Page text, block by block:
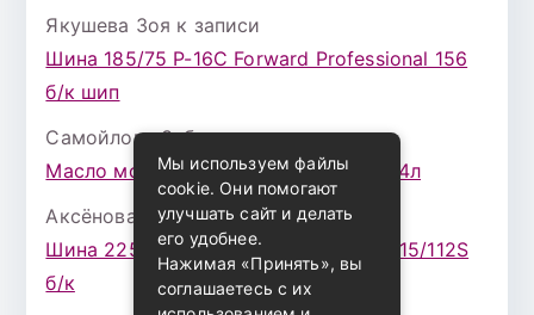
Якушева Зоя к записи
Шина 185/75 Р-16С Forward Professional 156
б/к шип
Самойлова Забавак записи
Масло моторное ZIC X7 (A+) 10W30 4л
Аксёнова Адельк записи
Шина 225/75 Р-16 Nokian Rotiva HT 115/112S
б/к
Мы используем файлы
cookie. Они помогают
улучшать сайт и делать
его удобнее.
Нажимая «Принять», вы
соглашаетесь с их